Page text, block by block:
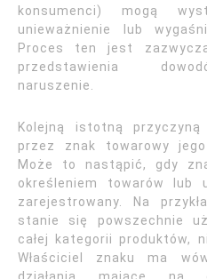
konsumenci) mogą
unieważnienie lub
Proces ten jest
przedstawienia
naruszenie.
Kolejną istotną
przez znak towarowy
Może to nastąpić, gdy
określeniem towarów lub
zarejestrowany. Na
stanie się powszechnie
całej kategorii produktów,
Właściciel znaku ma